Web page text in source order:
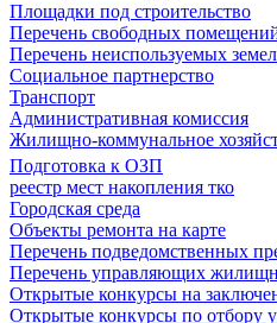
Площадки под строительство
Перечень свободных
Перечень неиспользуемых
Социальное партнерство
Транспорт
Административная комиссия
Жилищно-коммунальное
Подготовка к ОЗП
реестр мест накопления тко
Городская среда
Объекты ремонта на карте
Перечень подведомственных
Перечень управляющих
Открытые конкурсы на
Открытые конкурсы по отбору